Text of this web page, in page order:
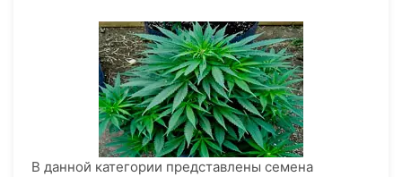
В данной категории представлены семена